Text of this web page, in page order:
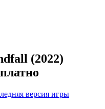
(2022)
версия игры